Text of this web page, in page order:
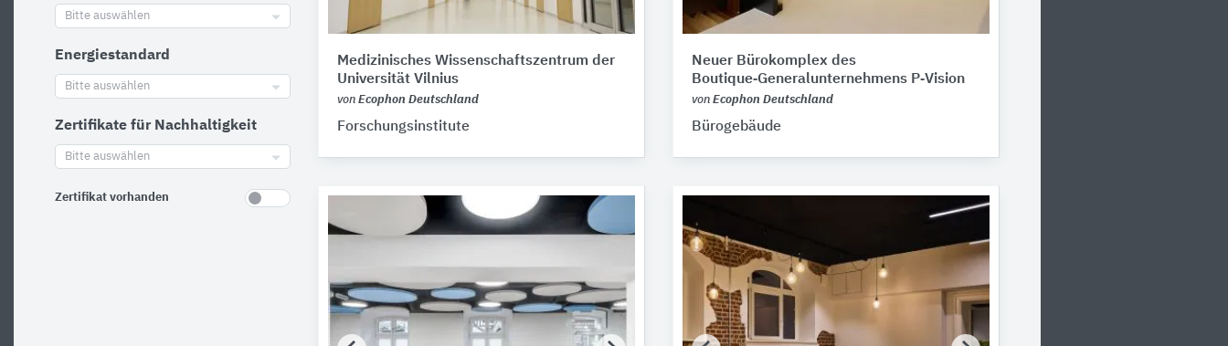
Bitte auswählen
Energiestandard
Bitte auswählen
Zertifikate für Nachhaltigkeit
Bitte auswählen
Zertifikat vorhanden
Medizinisches Wissenschaftszentrum der
Universität Vilnius
von Ecophon Deutschland
Forschungsinstitute
Neuer Bürokomplex des
Boutique‑Generalunternehmens P‑Vision
von Ecophon Deutschland
Bürogebäude